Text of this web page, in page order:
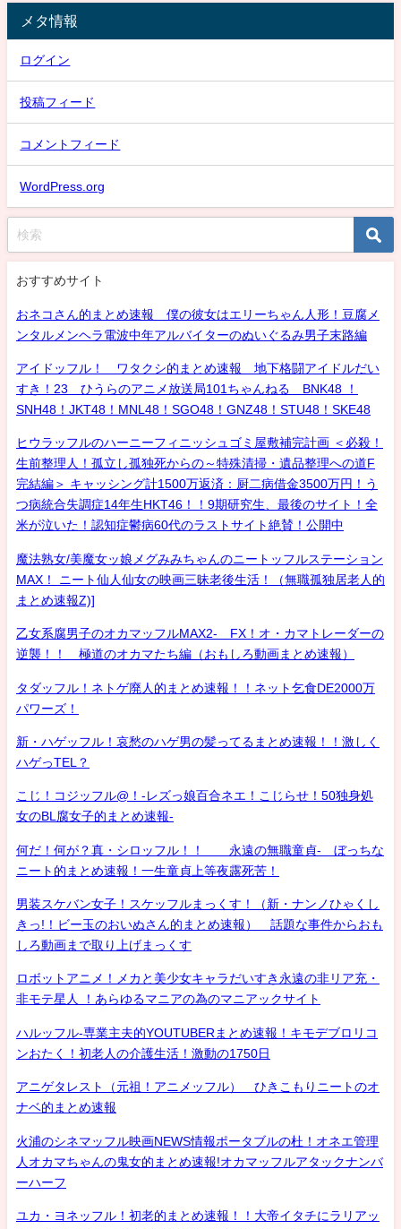
メタ情報
ログイン
投稿フィード
コメントフィード
WordPress.org
おすすめサイト
おネコさん的まとめ速報 僕の彼女はエリーちゃん人形！豆腐メ
ンタルメンヘラ電波中年アルバイターのぬいぐるみ男子末路編
アイドッフル！ ワタクシ的まとめ速報 地下格闘アイドルだい
すき！23 ひうらのアニメ放送局101ちゃんねる BNK48 ！
SNH48！JKT48！MNL48！SGO48！GNZ48！STU48！SKE48
ヒウラッフルのハーニーフィニッシュゴミ屋敷補完計画 ＜必殺！
生前整理人！孤立し孤独死からの～特殊清掃・遺品整理への道F
完結編＞ キャッシング計1500万返済：厨二病借金3500万円！う
つ病統合失調症14年生HKT46！！9期研究生、最後のサイト！全
米が泣いた！認知症鬱病60代のラストサイト絶賛！公開中
魔法熟女/美魔女ッ娘メグみみちゃんのニートッフルステーション
MAX！ ニート仙人仙女の映画三昧老後生活！（無職孤独居老人的
まとめ速報Z)]
乙女系腐男子のオカマッフルMAX2- FX！オ・カマトレーダーの
逆襲！！ 極道のオカマたち編（おもしろ動画まとめ速報）
タダッフル！ネトゲ廃人的まとめ速報！！ネット乞食DE2000万
パワーズ！
新・ハゲッフル！哀愁のハゲ男の髪ってるまとめ速報！！激しく
ハゲっTEL？
こじ！コジッフル@！-レズっ娘百合ネエ！こじらせ！50独身処
女のBL腐女子的まとめ速報-
何だ！何が？真・シロッフル！！ 永遠の無職童貞- ぼっちな
ニート的まとめ速報！一生童貞上等夜露死苦！
男装スケバン女子！スケッフルまっくす！（新・ナンノひゃくし
きっ!！ビー玉のおいぬさん的まとめ速報） 話題な事件からおも
しろ動画まで取り上げまっくす
ロボットアニメ！メカと美少女キャラだいすき永遠の非リア充・
非モテ星人 ！あらゆるマニアの為のマニアックサイト
ハルッフル-専業主夫的YOUTUBERまとめ速報！キモデブロリコ
ンおたく！初老人の介護生活！激動の1750日
アニゲタレスト（元祖！アニメッフル） ひきこもりニートのオ
ナベ的まとめ速報
火浦のシネマッフル映画NEWS情報ポータブルの杜！オネエ管理
人オカマちゃんの鬼女的まとめ速報!オカマッフルアタックナンバ
ーハーフ
ユカ・ヨネッフル！初老的まとめ速報！！大帝イタチにラリアッ